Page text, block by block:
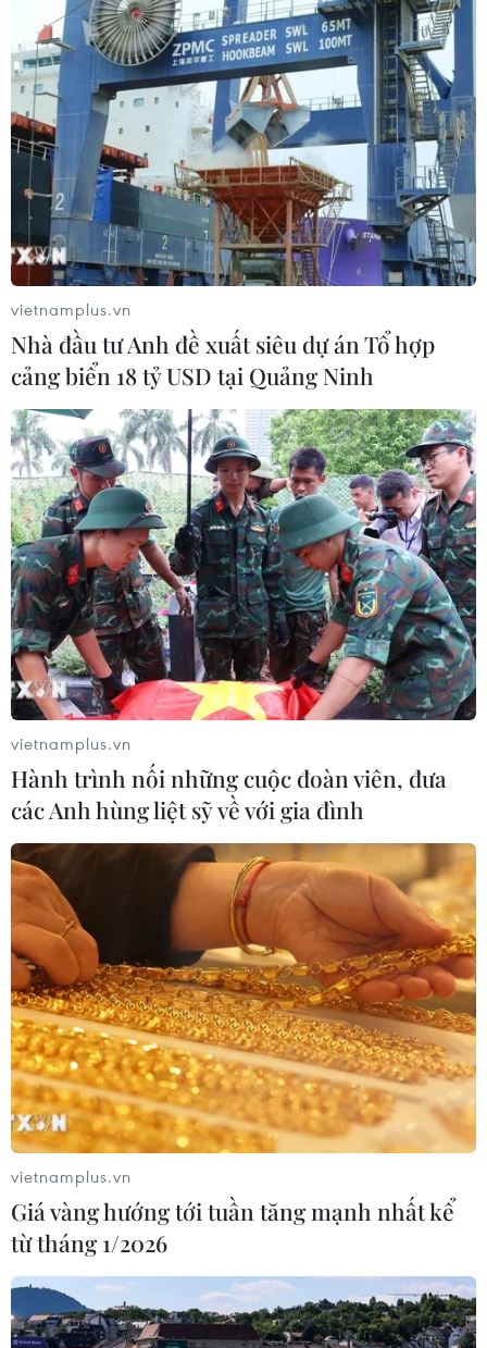
vietnamplus.vn
Nhà đầu tư Anh đề xuất siêu dự án Tổ hợp
cảng biển 18 tỷ USD tại Quảng Ninh
vietnamplus.vn
Hành trình nối những cuộc đoàn viên, đưa
các Anh hùng liệt sỹ về với gia đình
vietnamplus.vn
Giá vàng hướng tới tuần tăng mạnh nhất kể
từ tháng 1/2026